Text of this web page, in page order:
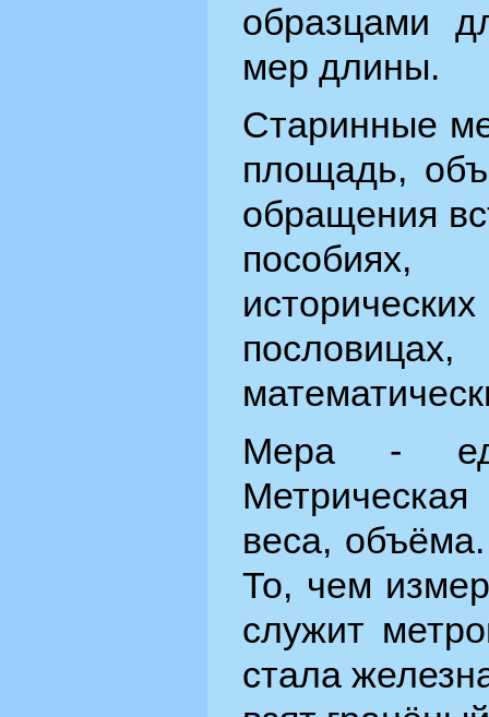
образцами
мер длины.
Старинные
площадь,
обращения
пособиях,
Мера -
веса,
То, чем
служит
стала